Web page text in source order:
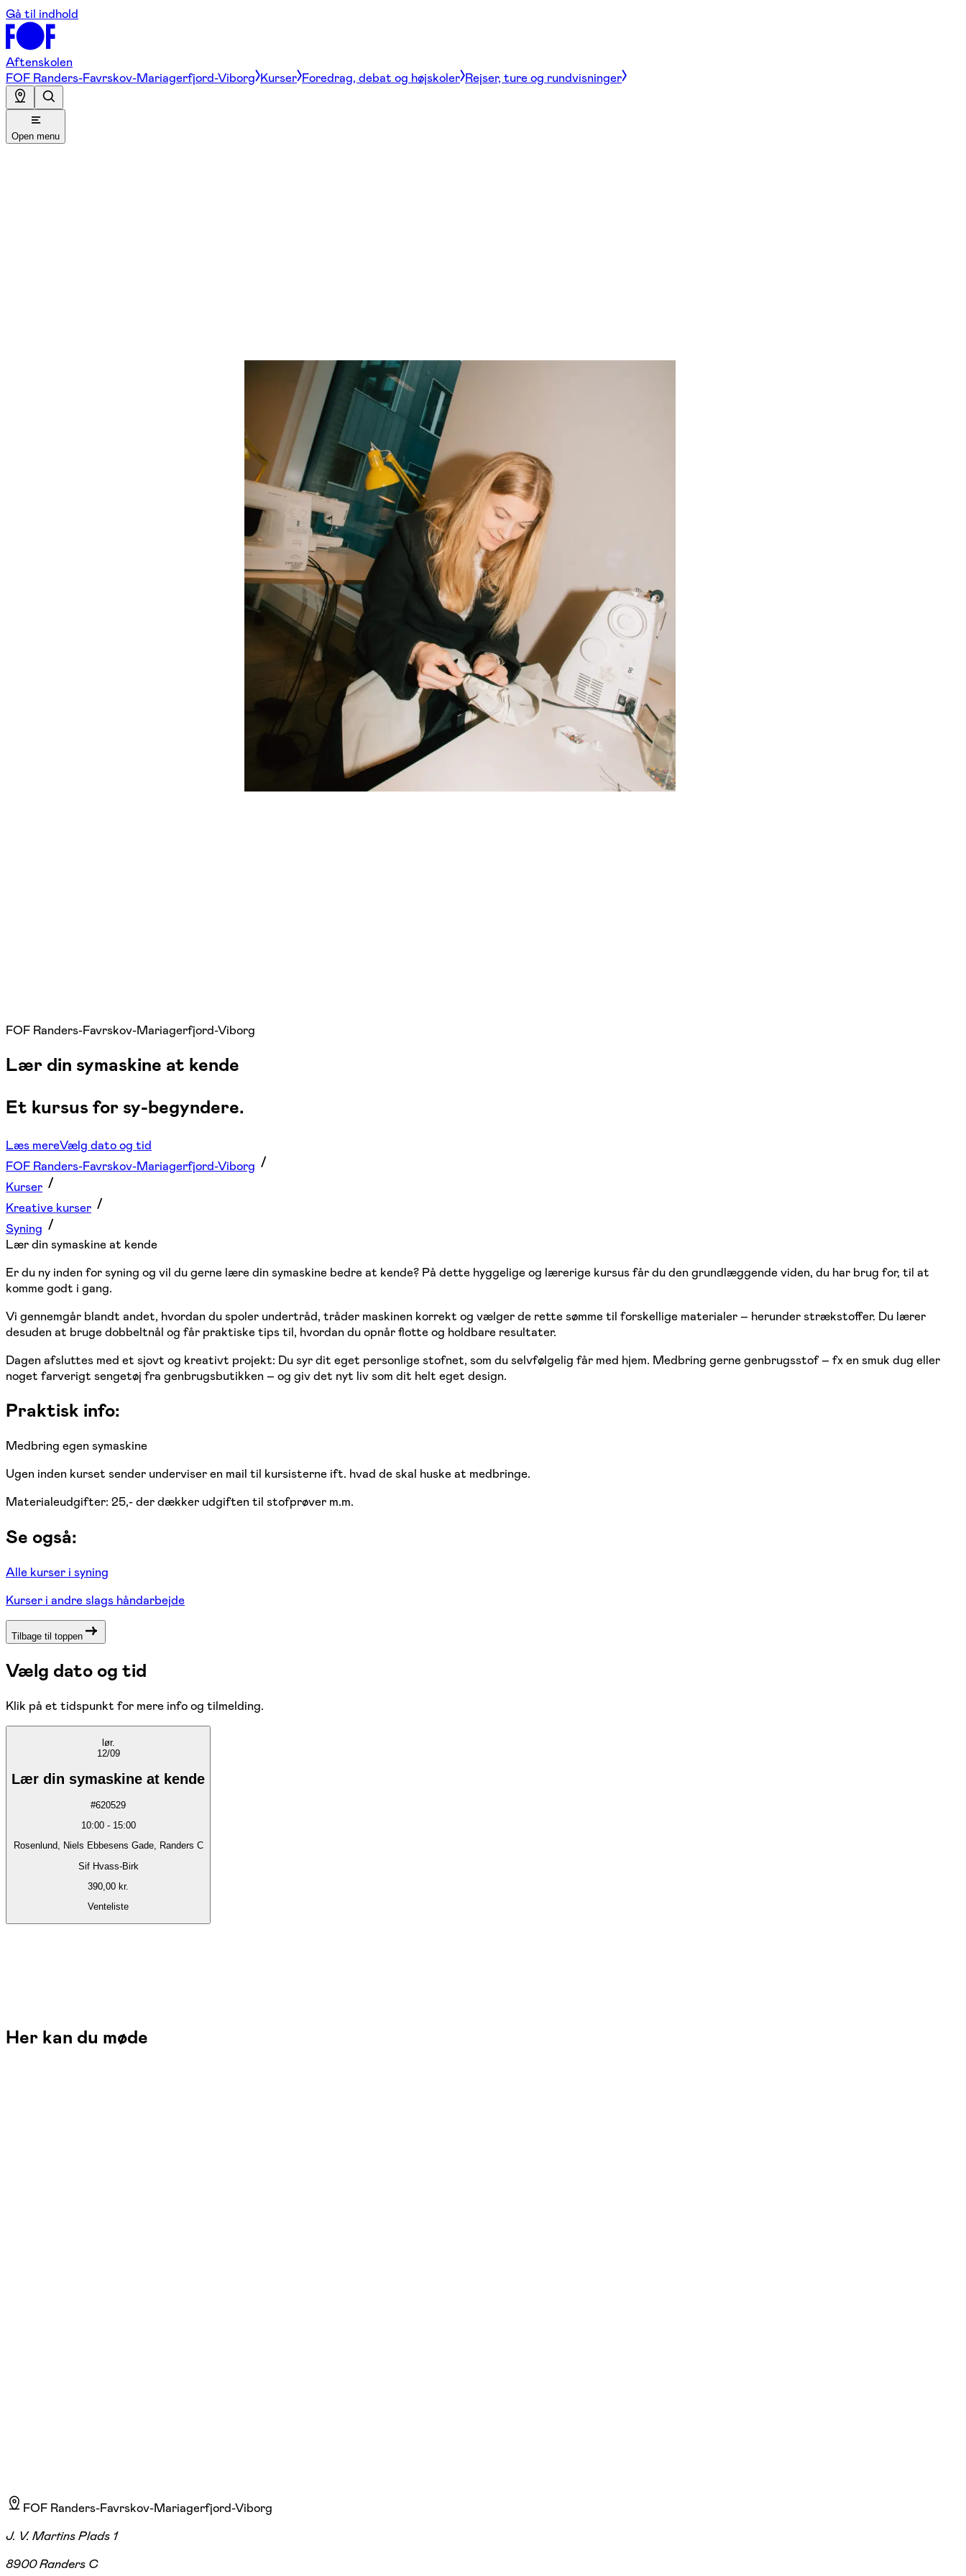
Gå til indhold
Aftenskolen
FOF Randers-Favrskov-Mariagerfjord-Viborg Kurser Foredrag, debat og højskoler Rejser, ture og rundvisninger
Open menu
FOF Randers-Favrskov-Mariagerfjord-Viborg
Lær din symaskine at kende
Et kursus for sy-begyndere.
Læs mereVælg dato og tid
FOF Randers-Favrskov-Mariagerfjord-Viborg
Kurser
Kreative kurser
Syning
Lær din symaskine at kende
Er du ny inden for syning og vil du gerne lære din symaskine bedre at kende? På dette hyggelige og lærerige kursus får du den grundlæggende viden, du har brug for, til at
komme godt i gang.
Vi gennemgår blandt andet, hvordan du spoler undertråd, tråder maskinen korrekt og vælger de rette sømme til forskellige materialer – herunder strækstoffer. Du lærer
desuden at bruge dobbeltnål og får praktiske tips til, hvordan du opnår flotte og holdbare resultater.
Dagen afsluttes med et sjovt og kreativt projekt: Du syr dit eget personlige stofnet, som du selvfølgelig får med hjem. Medbring gerne genbrugsstof – fx en smuk dug eller
noget farverigt sengetøj fra genbrugsbutikken – og giv det nyt liv som dit helt eget design.
Praktisk info:
Medbring egen symaskine
Ugen inden kurset sender underviser en mail til kursisterne ift. hvad de skal huske at medbringe.
Materialeudgifter: 25,- der dækker udgiften til stofprøver m.m.
​Se også:
Alle kurser i syning
Kurser i andre slags håndarbejde
Tilbage til toppen
Vælg dato og tid
Klik på et tidspunkt for mere info og tilmelding.
lør.
12/09
Lær din symaskine at kende
#620529
10:00- 15:00
Rosenlund, Niels Ebbesens Gade, Randers C
Sif Hvass-Birk
390,00 kr.
Venteliste
Her kan du møde
FOF Randers-Favrskov-Mariagerfjord-Viborg
J. V. Martins Plads 1
8900 Randers C